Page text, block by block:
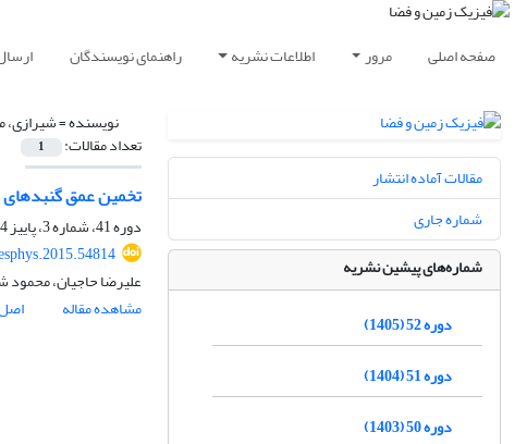
صفحه اصلی مرور اطلاعات نشریه راهنمای نویسندگان
نویسنده =شیرازی،
تعداد مقالات: 1
تخمین عمق گنبدهای
دوره 41، شماره 3، پاییز 1394، صفحه
علیرضا حاجیان، محمود
مشاهده مقاله
مقالات آماده انتشار
شماره جاری
شماره‌های پیشین نشریه
دوره 52 (1405)
دوره 51 (1404)
دوره 50 (1403)